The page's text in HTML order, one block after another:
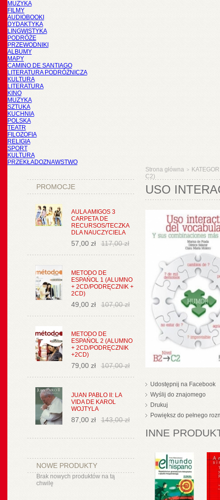
MUZYKA
FILMY
AUDIOBOOKI
DYDAKTYKA
LINGWISTYKA
PODRÓŻE
PRZEWODNIKI
ALBUMY
MAPY
CAMINO DE SANTIAGO
LITERATURA PODRÓŻNICZA
KULTURA
LITERATURA
KINO
MUZYKA
SZTUKA
KUCHNIA
POLSKA
TEATR
FILOZOFIA
RELIGIA
SPORT
KULTURA
PRZEKŁADOZNAWSTWO
PROMOCJE
AULA AMIGOS 3
CARPETA DE
RECURSOS/TECZKA
DLA NAUCZYCIELA
57,00 zł 117,00 zł
METODO DE
ESPAŃOL 1 (ALUMNO
+ 2CD/PODRĘCZNIK +
2CD)
49,00 zł 107,00 zł
METODO DE
ESPAŃOL 2 (ALUMNO
+ 2CD/PODRĘCZNIK
+2CD)
79,00 zł 107,00 zł
JUAN PABLO II: LA
VIDA DE KAROL
WOJTYLA
87,00 zł 143,00 zł
NOWE PRODUKTY
Brak nowych produktów na tą
chwilę
Strona główna >
C2)
USO
Udostępnij na Facebook
Wyślij do znajomego
Drukuj
Powiększ do pełnego
INNE